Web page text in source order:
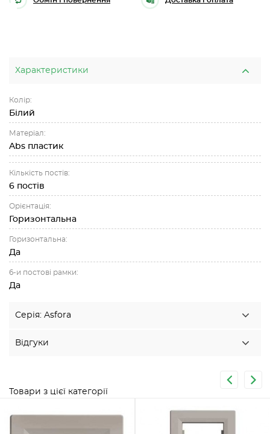
Характеристики
Колір:
Білий
Матеріал:
Abs пластик
Кількість постів:
6 постів
Орієнтація:
Горизонтальна
Горизонтальна:
Да
6-и постові рамки:
Да
Серія: Asfora
Відгуки
Товари з цієї категорії